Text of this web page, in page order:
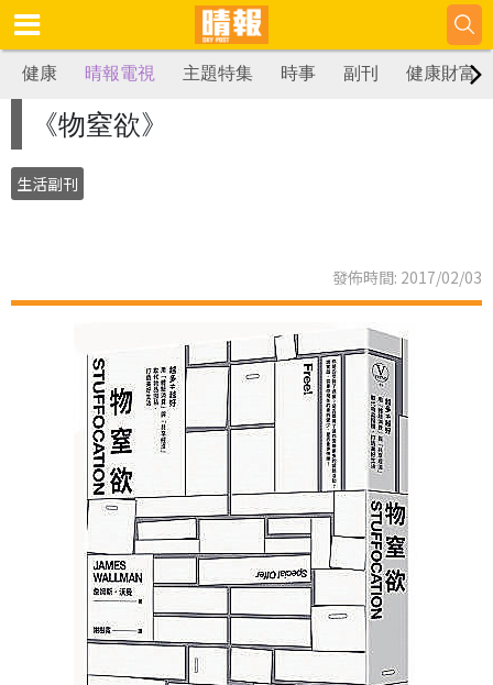
健康 晴報電視 主題特集 時事 副刊 健康財富
《物窒欲》
生活副刊
發佈時間: 2017/02/03